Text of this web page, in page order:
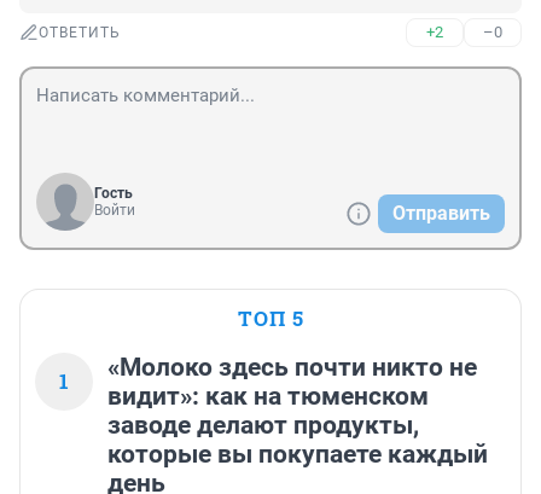
ОТВЕТИТЬ +2 –0
Гость
Войти
Отправить
ТОП 5
1
«Молоко здесь почти никто не
видит»: как на тюменском
заводе делают продукты,
которые вы покупаете каждый
день